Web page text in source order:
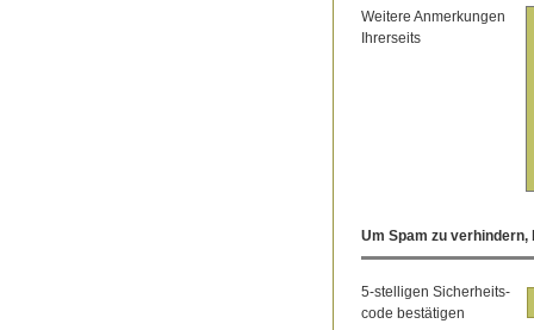
Weitere Anmerkungen
Ihrerseits
Um Spam zu
5-stelligen Sicherheits-
code bestätigen